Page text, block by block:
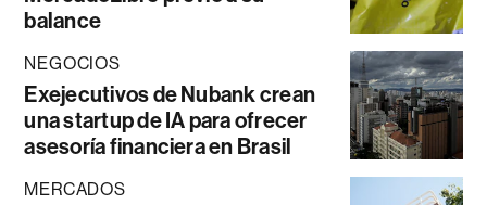
balance
NEGOCIOS
Exejecutivos de Nubank crean
una startup de IA para ofrecer
asesoría financiera en Brasil
MERCADOS